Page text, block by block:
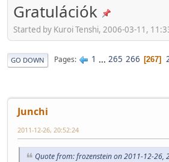
Gratulációk
Started by Kuroi Tenshi, 2006-03-11,
GO DOWN Pages 1 ... 265 266 267
Junchi
2011-12-26, 20:52:24
Quote from: frozenstein on 2011-12-26,